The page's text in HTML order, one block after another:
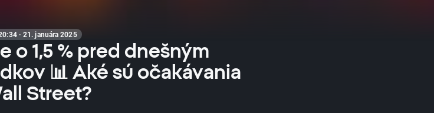
· 21. januára 2025
o 1,5 % pred dnešným
📊 Aké sú očakávania
Street?